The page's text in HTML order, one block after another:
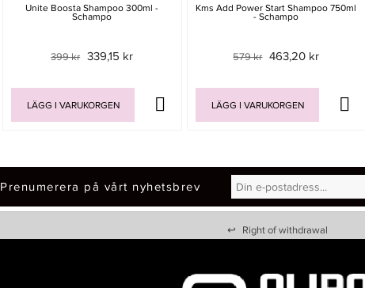
Unite Boosta Shampoo 300ml -
Schampo
399 kr 339,15 kr
LÄGG I VARUKORGEN
Kms Add Power Start Shampoo 750ml
- Schampo
579 kr 463,20 kr
LÄGG I VARUKORGEN
Prenumerera på vårt nyhetsbrev
↩ Right of withdrawal